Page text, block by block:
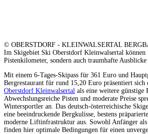
© OBERSTDORF - KLEINWALSERTAL
Im Skigebiet Ski Oberstdorf Kleinwalsertal
Pistenkilometer, sondern auch traumhafte Ausblicke
Mit einem 6-Tages-Skipass für 361 Euro und
Bergrestaurant für rund 15,20 Euro präsentiert sich
Oberstdorf Kleinwalsertal als eine weitere günstige
Abwechslungsreiche Pisten und moderate Preise
Wintersportler an. Das deutsch-österreichische
eine beeindruckende Bergkulisse, bestens
moderne Liftinfrastruktur aus. Sowohl Anfänger als
finden hier optimale Bedingungen für einen